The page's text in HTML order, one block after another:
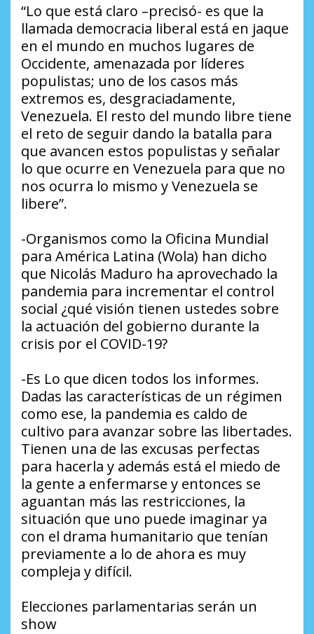
“Lo que está claro –precisó- es que la
llamada democracia liberal está en jaque
en el mundo en muchos lugares de
Occidente, amenazada por líderes
populistas; uno de los casos más
extremos es, desgraciadamente,
Venezuela. El resto del mundo libre tiene
el reto de seguir dando la batalla para
que avancen estos populistas y señalar
lo que ocurre en Venezuela para que no
nos ocurra lo mismo y Venezuela se
libere”.
-Organismos como la Oficina Mundial
para América Latina (Wola) han dicho
que Nicolás Maduro ha aprovechado la
pandemia para incrementar el control
social ¿qué visión tienen ustedes sobre
la actuación del gobierno durante la
crisis por el COVID-19?
-Es Lo que dicen todos los informes.
Dadas las características de un régimen
como ese, la pandemia es caldo de
cultivo para avanzar sobre las libertades.
Tienen una de las excusas perfectas
para hacerla y además está el miedo de
la gente a enfermarse y entonces se
aguantan más las restricciones, la
situación que uno puede imaginar ya
con el drama humanitario que tenían
previamente a lo de ahora es muy
compleja y difícil.
Elecciones parlamentarias serán un
show